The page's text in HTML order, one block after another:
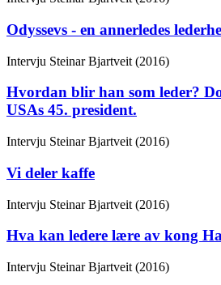
Odyssevs - en annerledes
Intervju Steinar Bjartveit (2016)
Hvordan blir han som leder?
USAs 45. president.
Intervju Steinar Bjartveit (2016)
Vi deler kaffe
Intervju Steinar Bjartveit (2016)
Hva kan ledere lære av kong
Intervju Steinar Bjartveit (2016)